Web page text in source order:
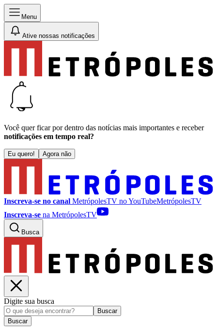
Menu
Ative nossas notificações
Você quer ficar por dentro das notícias mais importantes e receber
notificações em tempo real?
Eu quero! Agora não
Inscreva-se no canal MetrópolesTV noYouTubeMetrópolesTV
Inscreva-se na MetrópolesTV
Busca
Digite sua busca
Buscar
Buscar